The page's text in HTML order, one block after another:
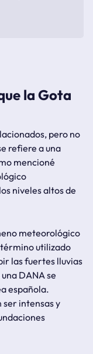
la Gota
pero no
refiere a una
mencioné
niveles altos de
meteorológico
utilizado
las fuertes lluvias
DANA se
española.
ser intensas y